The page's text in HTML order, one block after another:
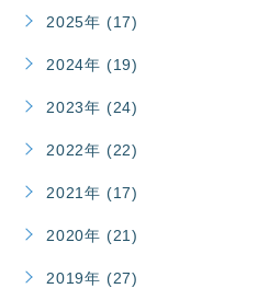
2025年 (17)
2024年 (19)
2023年 (24)
2022年 (22)
2021年 (17)
2020年 (21)
2019年 (27)